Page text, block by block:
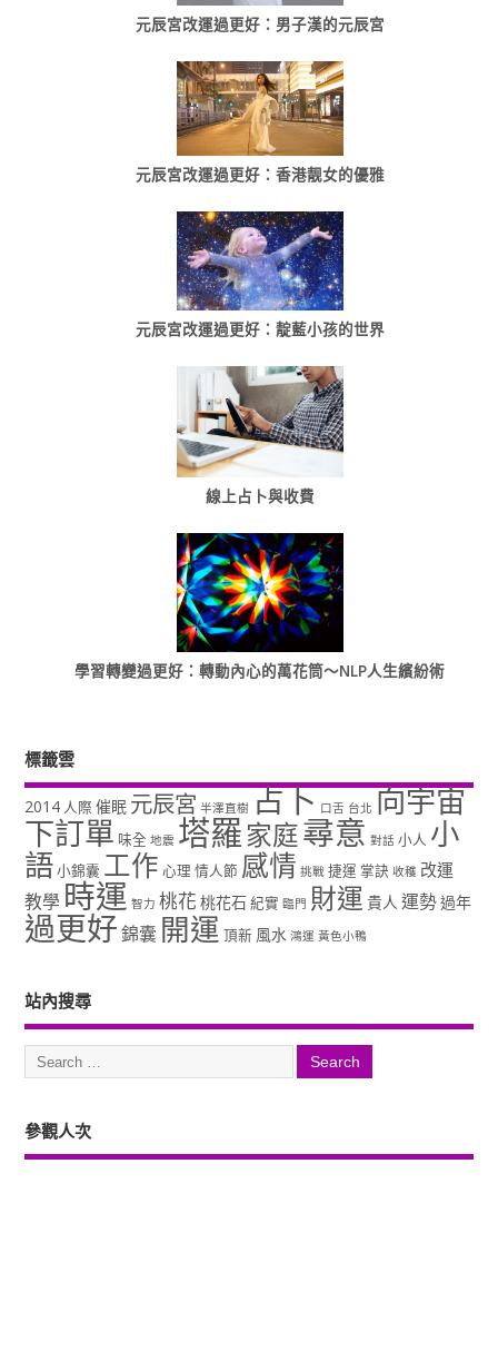
元辰宮改運過更好：男子漢的元辰宮
元辰宮改運過更好：香港靓女的優雅
元辰宮改運過更好：靛藍小孩的世界
線上占卜與收費
學習轉變過更好：轉動內心的萬花筒～NLP人生繽紛術
標籤雲
2014 人際 催眠 元辰宮 半澤直樹 占卜 口舌 台北 向宇宙
下訂單 味全 地震 塔羅家庭尋意 對話 小人 小
語小錦囊 工作 心理 情人節 感情 挑戰 捷運 掌訣 收穫 改運
教學 時運 智力 桃花 桃花石 紀實 臨門 財運 貴人 運勢過年
過更好錦囊 開運 頂新 風水 鴻運 黃色小鴨
站內搜尋
參觀人次